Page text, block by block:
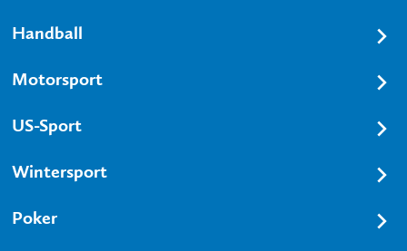
Handball
Motorsport
US-Sport
Wintersport
Poker